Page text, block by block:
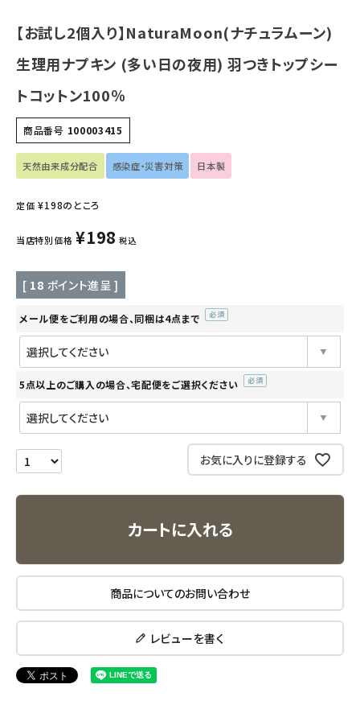
美容・コスメ・香水
衛生用品
フェムケア
キッズ・ベビー・マタニティ
キッチン用品
フード・ドリンク
ブランド
定期購入
エコメイト
アルモニベルツ
【お試し2個入り】NaturaMoon(ナチュラムーン)
生理用ナプキン (多い日の夜用) 羽つきトップシー
トコットン100％
商品番号 100003415
天然由来成分配合 感染症・災害対策 日本製
定価 ¥198のところ
当店特別価格 ¥198 税込
[ 18 ポイント進呈 ]
メール便をご利用の場合、同梱は4点まで
5点以上のご購入の場合、宅配便をご選択ください
お気に入りに登録する
カートに入れる
商品についてのお問い合わせ
レビューを書く